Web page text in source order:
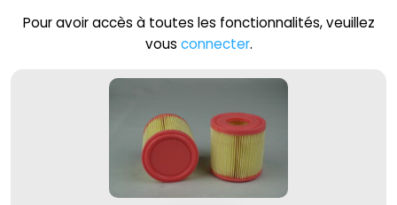
Pour avoir accès à toutes les fonctionnalités, veuillez
vous connecter.